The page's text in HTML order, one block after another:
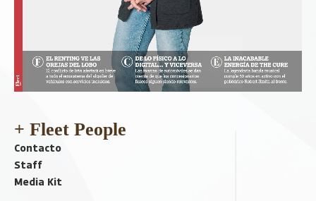
+ Fleet People
Contacto
Staff
Media Kit